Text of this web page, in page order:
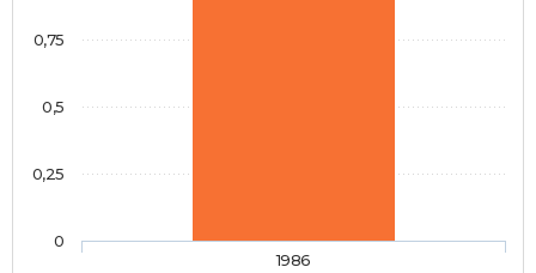
1986
0
0,25
0,5
0,75